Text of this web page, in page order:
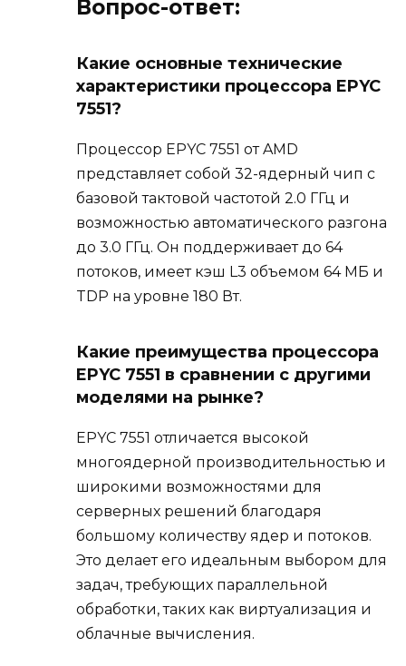
Вопрос-ответ:
Какие основные технические
характеристики процессора EPYC
7551?
Процессор EPYC 7551 от AMD
представляет собой 32-ядерный чип с
базовой тактовой частотой 2.0 ГГц и
возможностью автоматического разгона
до 3.0 ГГц. Он поддерживает до 64
потоков, имеет кэш L3 объемом 64 МБ и
TDP на уровне 180 Вт.
Какие преимущества процессора
EPYC 7551 в сравнении с другими
моделями на рынке?
EPYC 7551 отличается высокой
многоядерной производительностью и
широкими возможностями для
серверных решений благодаря
большому количеству ядер и потоков.
Это делает его идеальным выбором для
задач, требующих параллельной
обработки, таких как виртуализация и
облачные вычисления.